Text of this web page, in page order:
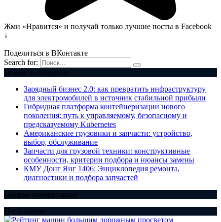
Жми «Нравится» и получай только лучшие посты в Facebook
↓
Поделиться в ВКонтакте
Search for:
Новые публикации
Зарядный бизнес 2.0: как превратить инфраструктуру
для электромобилей в источник стабильной прибыли
Гибридная платформа контейнеризации нового
поколения: путь к управляемому, безопасному и
предсказуемому Kubernetes
Американские грузовики и запчасти: устройство,
выбор, обслуживание
Запчасти для грузовой техники: конструктивные
особенности, критерии подбора и нюансы замены
КМУ Донг Янг 1406: Энциклопедия ремонта,
диагностики и подбора запчастей
Свежие комментарии
Популярное